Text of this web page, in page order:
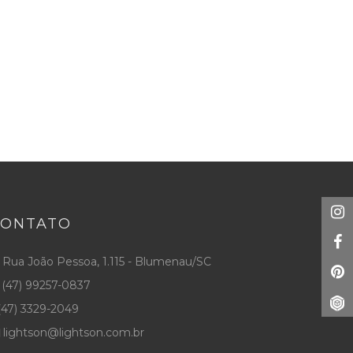
Rua João Pessoa, 1.115 - Blumenau/SC
(47) 99257-0837
3329-2049
lightson@lightson.com.br